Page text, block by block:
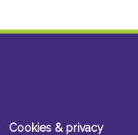
Cookies & privacy